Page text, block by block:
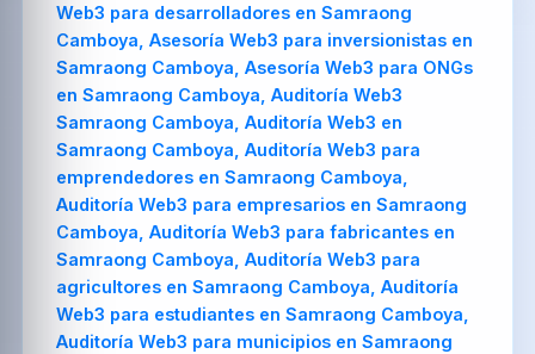
Web3 para desarrolladores en Samraong
Camboya, Asesoría Web3 para inversionistas en
Samraong Camboya, Asesoría Web3 para ONGs
en Samraong Camboya, Auditoría Web3
Samraong Camboya, Auditoría Web3 en
Samraong Camboya, Auditoría Web3 para
emprendedores en Samraong Camboya,
Auditoría Web3 para empresarios en Samraong
Camboya, Auditoría Web3 para fabricantes en
Samraong Camboya, Auditoría Web3 para
agricultores en Samraong Camboya, Auditoría
Web3 para estudiantes en Samraong Camboya,
Auditoría Web3 para municipios en Samraong